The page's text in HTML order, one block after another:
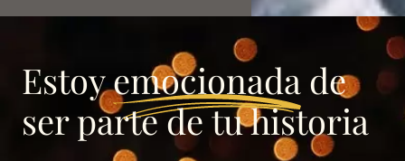
Estoyemocionadade
ser parte de tu historia